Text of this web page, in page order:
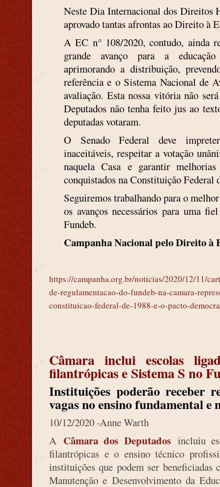
Neste Dia Internacional dos Direitos
aprovado tantas afrontas ao Direito à
A EC n° 108/2020, contudo, ainda
grande avanço para a
aprimorando a distribuição,
referência e o Sistema Nacional de
avaliação. Esta nossa vitória não
Deputados não tenha feito jus ao
deputadas votaram.
O Senado Federal deve
inaceitáveis, respeitar a votação
naquela Casa e garantir
conquistados na Constituição Federal
Seguiremos trabalhando para o
os avanços necessários para uma
Fundeb.
Campanha Nacional pelo Direito à
https://campanha.org.br/noticias/2020/12/11/
de-regulamentacao-do-fundeb-na-camara-
constituicao-federal-de-1988-e-o-pacto-
Câmara inclui escolas
filantrópicas e Sistema S no
Instituições poderão receber
vagas no ensino fundamental e
10/12/2020 -Anne Warth
A Câmara dos Deputados incluiu
filantrópicas e o ensino técnico
instituições que podem ser beneficiadas
Manutenção e Desenvolvimento da